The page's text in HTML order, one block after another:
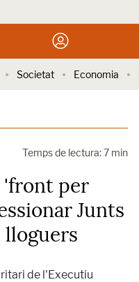
Societat Economia
Temps de lectura: 7 min
'front per
Junts
de l'Executiu